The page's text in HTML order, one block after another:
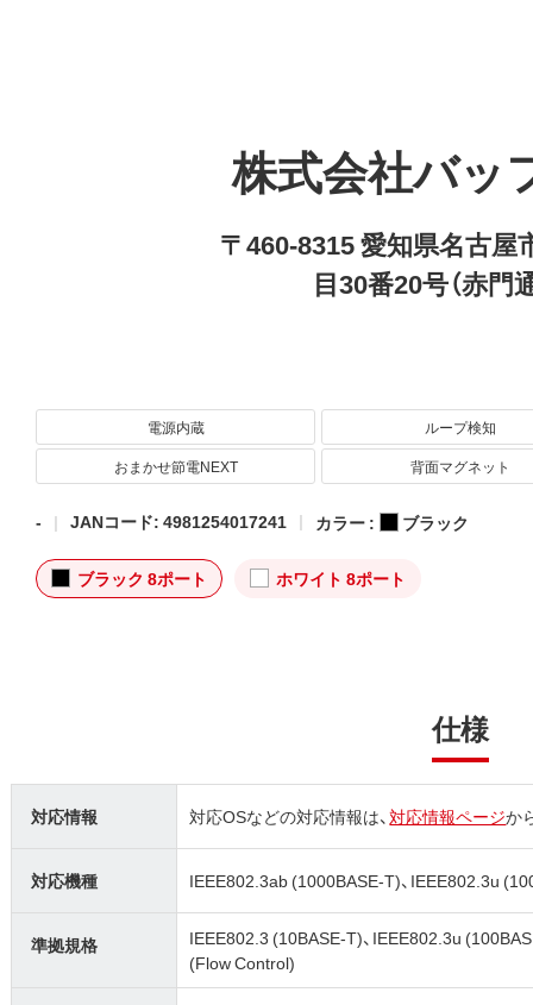
株式会社バッ
〒460-8315 愛知県名古屋
目30番20号（赤門
電源内蔵
ループ検知
おまかせ節電NEXT
背面マグネット
- JANコード: 4981254017241 カラー : ブラック
ブラック 8ポート ホワイト 8ポート
仕様
対応情報 対応OSなどの対応情報は、対応情報ページか
対応機種 IEEE802.3ab (1000BASE-T)、IEEE802.3u
準拠規格
IEEE802.3 (10BASE-T)、IEEE802.3u
(Flow Control)